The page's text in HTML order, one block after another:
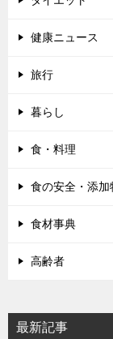
健康ニュース
旅行
暮らし
食・料理
食の安全・添加
食材事典
高齢者
最新記事